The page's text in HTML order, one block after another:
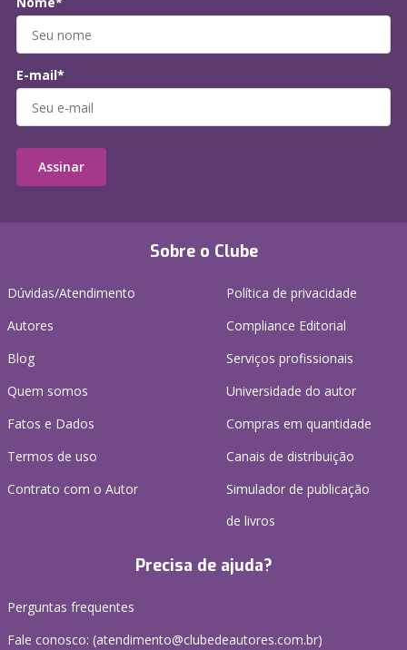
Sobre o Clube
Dúvidas/Atendimento
Autores
Blog
Quem somos
Fatos e Dados
Termos de uso
Contrato com o Autor
Política de privacidade
Compliance Editorial
Serviços profissionais
Universidade do autor
Compras em quantidade
Canais de distribuição
Simulador de publicação
de livros
Precisa de ajuda?
Perguntas frequentes
Fale conosco: (atendimento@clubedeautores.com.br)
E-mail*
Assinar